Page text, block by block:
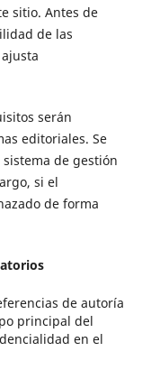
sitio. Antes de
de las
serán
editoriales. Se
de gestión
si el
de forma
de autoría
principal del
en el